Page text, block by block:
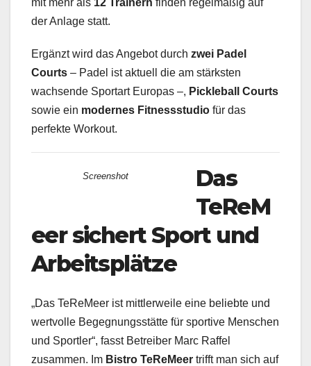
mit mehr als 12 Trainern finden regelmäßig auf
der Anlage statt.
Ergänzt wird das Angebot durch zwei Padel
Courts – Padel ist aktuell die am stärksten
wachsende Sportart Europas –, Pickleball Courts
sowie ein modernes Fitnessstudio für das
perfekte Workout.
Screenshot
Das
TeReM
eer sichert Sport und
Arbeitsplätze
„Das TeReMeer ist mittlerweile eine beliebte und
wertvolle Begegnungsstätte für sportive Menschen
und Sportler“, fasst Betreiber Marc Raffel
zusammen. Im Bistro TeReMeer trifft man sich auf